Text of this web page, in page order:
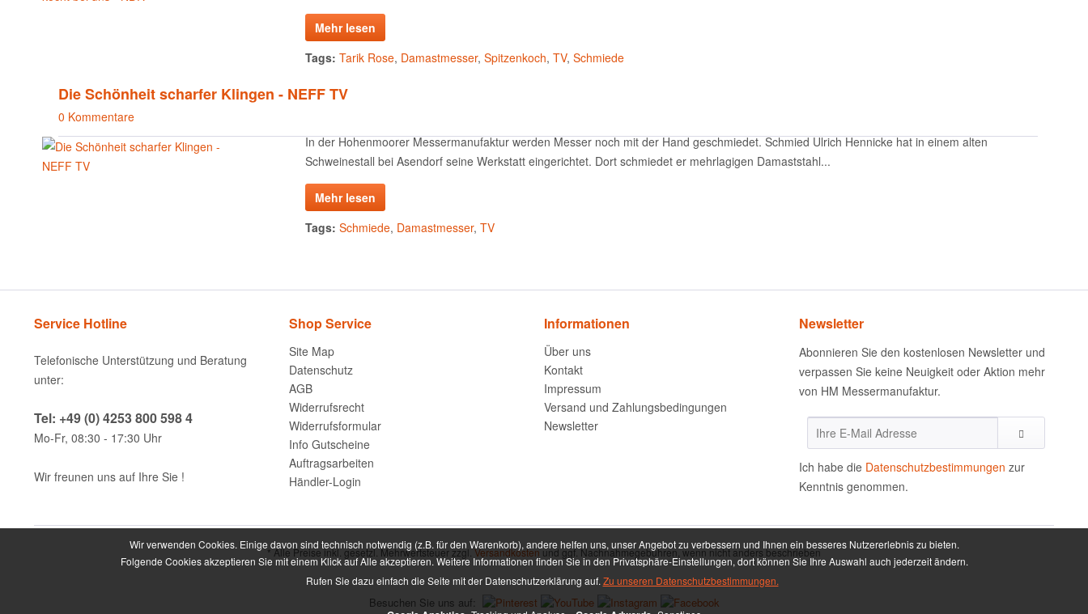
Mehr lesen
Tags: Tarik Rose, Damastmesser, Spitzenkoch, TV, Schmiede
Die Schönheit scharfer Klingen - NEFF TV
0 Kommentare
In der Hohenmoorer Messermanufaktur werden Messer noch mit der Hand geschmiedet. Schmied Ulrich Hennicke hat in einem alten
Schweinestall bei Asendorf seine Werkstatt eingerichtet. Dort schmiedet er mehrlagigen Damaststahl...
Mehr lesen
Tags: Schmiede, Damastmesser, TV
Service Hotline
Telefonische Unterstützung und Beratung
unter:
Tel: +49 (0) 4253 800 598 4
Mo-Fr, 08:30 - 17:30 Uhr
Wir freunen uns auf Ihre Sie !
Shop Service
Site Map
Datenschutz
AGB
Widerrufsrecht
Widerrufsformular
Info Gutscheine
Auftragsarbeiten
Händler-Login
Informationen
Über uns
Kontakt
Impressum
Versand und Zahlungsbedingungen
Newsletter
Newsletter
Abonnieren Sie den kostenlosen Newsletter und
verpassen Sie keine Neuigkeit oder Aktion mehr
von HM Messermanufaktur.
Ich habe die Datenschutzbestimmungen zur
Kenntnis genommen.
* Alle Preise inkl. gesetzl. Mehrwertsteuer zzgl.Versandkostenund ggf. Nachnahmegebühren, wenn nicht anders beschrieben
Besuchen Sie uns auf:
Wir verwenden Cookies. Einige davon sind technisch notwendig (z.B. für den Warenkorb), andere helfen uns, unser Angebot zu verbessern und Ihnen ein besseres Nutzererlebnis zu bieten.
Folgende Cookies akzeptieren Sie mit einem Klick auf Alle akzeptieren. Weitere Informationen finden Sie in den Privatsphäre-Einstellungen, dort können Sie Ihre Auswahl auch jederzeit ändern.
Rufen Sie dazu einfach die Seite mit der Datenschutzerklärung auf. Zu unseren Datenschutzbestimmungen.